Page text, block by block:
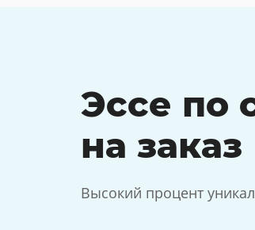
Эссе по
на заказ
Высокий процент